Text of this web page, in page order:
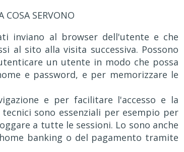
COSA SERVONO
inviano al browser dell'utente e che
al sito alla visita successiva. Possono
un utente in modo che possa
e password, e per memorizzare le
e per facilitare l'accesso e la
sono essenziali per esempio per
a tutte le sessioni. Lo sono anche
banking o del pagamento tramite